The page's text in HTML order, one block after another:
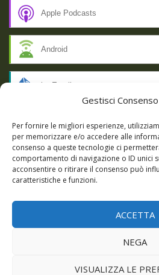
Gestisci
Per fornire le migliori esperienze,
per memorizzare e/o accedere alle
consenso a queste tecnologie ci
comportamento di navigazione o ID unici
acconsentire o ritirare il consenso può
caratteristiche e funzioni.
ACCETTA
NEGA
VISUALIZZA LE
Apple Podcasts
Android
by Email
RSS
SSL SECURE
|Theme:
Giochi DBC Podcast